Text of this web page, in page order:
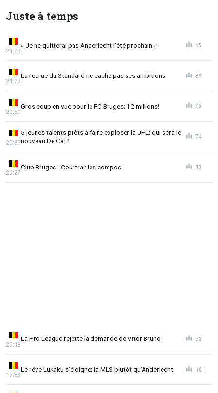
Juste à temps
« Je ne quitterai pas Anderlecht l'été prochain »
21:43
59
La recrue du Standard ne cache pas ses ambitions
21:23
39
Gros coup en vue pour le FC Bruges: 12 millions!
20:50
43
5 jeunes talents prêts à faire exploser la JPL: qui sera le
nouveau De Cat?
20:39
74
Club Bruges - Courtrai: les compos
20:27
13
La Pro League rejette la demande de Vitor Bruno
20:18
55
Le rêve Lukaku s'éloigne: la MLS plutôt qu'Anderlecht
19:39
101